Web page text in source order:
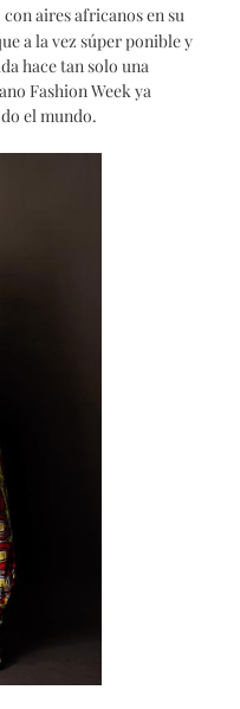
aires africanos en su
a la vez súper ponible y
hace tan solo una
Fashion Week ya
el mundo.